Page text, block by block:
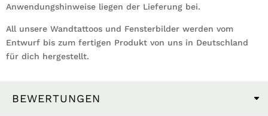
Anwendungshinweise liegen der Lieferung bei.
All unsere Wandtattoos und Fensterbilder werden vom
Entwurf bis zum fertigen Produkt von uns in Deutschland
für dich hergestellt.
BEWERTUNGEN